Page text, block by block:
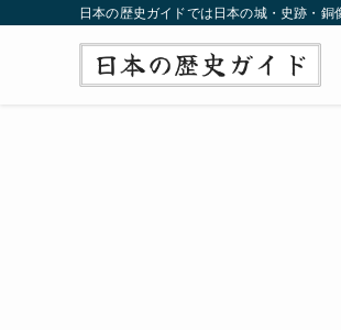
日本の歴史ガイドでは日本の城・史跡・